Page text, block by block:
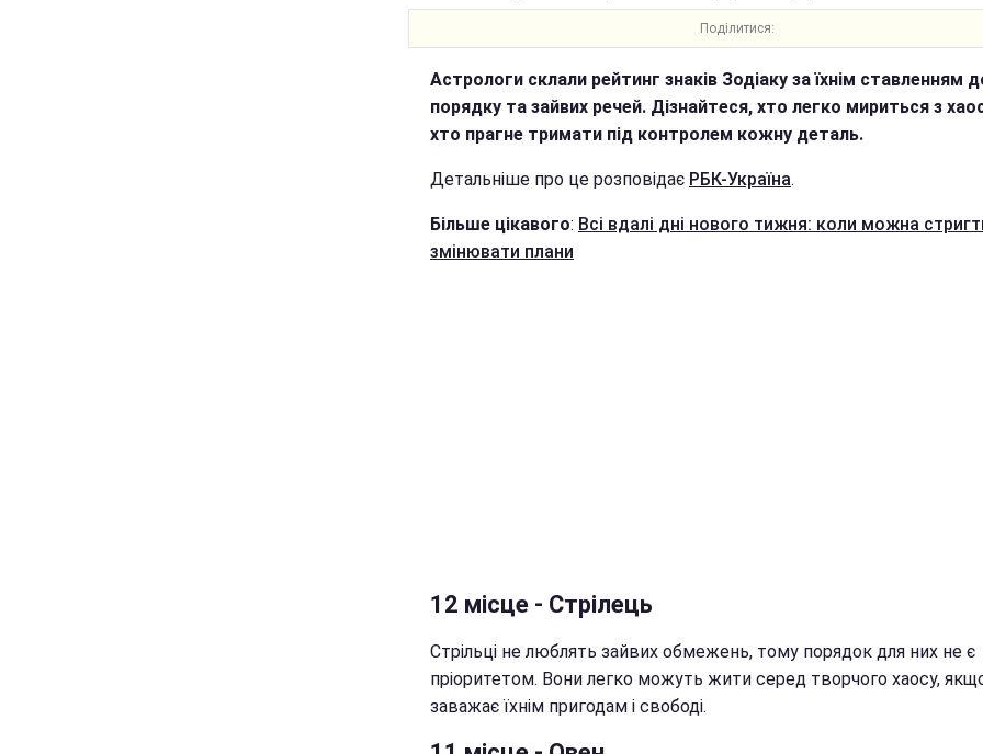
Поділитися:
Астрологи склали рейтинг знаків Зодіаку за їхнім ставленням
порядку та зайвих речей. Дізнайтеся, хто легко мириться з
хто прагне тримати під контролем кожну деталь.
Детальніше про це розповідає РБК-Україна.
Більше цікавого: Всі вдалі дні нового тижня: коли можна
змінювати плани
12 місце - Стрілець
Стрільці не люблять зайвих обмежень, тому порядок для них не є
пріоритетом. Вони легко можуть жити серед творчого хаосу,
заважає їхнім пригодам і свободі.